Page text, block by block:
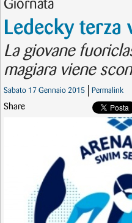
Giornata
Ledecky
La giovane
magiara viene
Sabato 17 Gennaio 2015 Permalink
Share